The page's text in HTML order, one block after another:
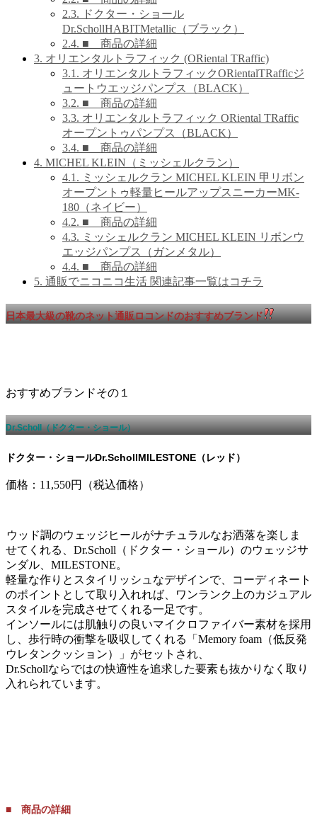
2.3. ドクター・ショール
Dr.SchollHABITMetallic（ブラック）
2.4. ■ 商品の詳細
3. オリエンタルトラフィック (ORiental TRaffic)
3.1. オリエンタルトラフィックORientalTRafficジ
ュートウエッジパンプス（BLACK）
3.2. ■ 商品の詳細
3.3. オリエンタルトラフィック ORiental TRaffic
オープントゥパンプス（BLACK）
3.4. ■ 商品の詳細
4. MICHEL KLEIN（ミッシェルクラン）
4.1. ミッシェルクラン MICHEL KLEIN 甲リボン
オープントゥ軽量ヒールアップスニーカーMK­
180（ネイビー）
4.2. ■ 商品の詳細
4.3. ミッシェルクラン MICHEL KLEIN リボンウ
エッジパンプス（ガンメタル）
4.4. ■ 商品の詳細
5. 通販でニコニコ生活 関連記事一覧はコチラ
日本最大級の靴のネット通販ロコンドのおすすめブランド
おすすめブランドその１
Dr.Scholl（ドクター・ショール）
ドクター・ショールDr.SchollMILESTONE（レッド）
価格：11,550円（税込価格）
ウッド調のウェッジヒールがナチュラルなお洒落を楽しま
せてくれる、Dr.Scholl（ドクター・ショール）のウェッジサ
ンダル、MILESTONE。
軽量な作りとスタイリッシュなデザインで、コーディネート
のポイントとして取り入れれば、ワンランク上のカジュアル
スタイルを完成させてくれる一足です。
インソールには肌触りの良いマイクロファイバー素材を採用
し、歩行時の衝撃を吸収してくれる「Memory foam（低反発
ウレタンクッション）」がセットされ、
Dr.Schollならではの快適性を追求した要素も抜かりなく取り
入れられています。
■ 商品の詳細